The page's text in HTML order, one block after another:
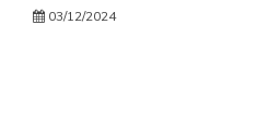
03/12/2024